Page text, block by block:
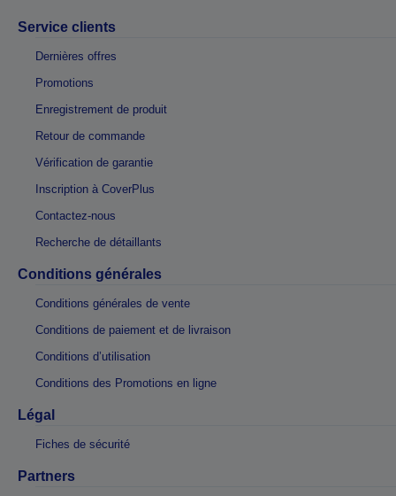
Service clients
Dernières offres
Promotions
Enregistrement de produit
Retour de commande
Vérification de garantie
Inscription à CoverPlus
Contactez-nous
Recherche de détaillants
Conditions générales
Conditions générales de vente
Conditions de paiement et de livraison
Conditions d’utilisation
Conditions des Promotions en ligne
Légal
Fiches de sécurité
Partners